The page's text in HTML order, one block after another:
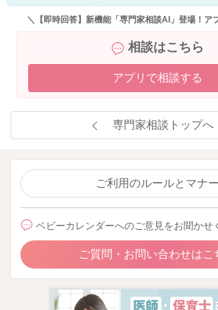
＼【即時回答】新機能「専門家相談AI」登場！ア
相談はこちら
アプリで相談する
専門家相談トップ
ご利用のルールとマナー
ベビーカレンダーへのご意見をお聞かせ
ご質問・お問い合わせはこ